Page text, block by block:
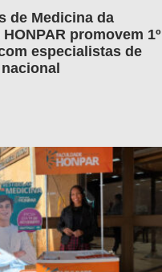
de Medicina da
promovem 1º
especialistas de